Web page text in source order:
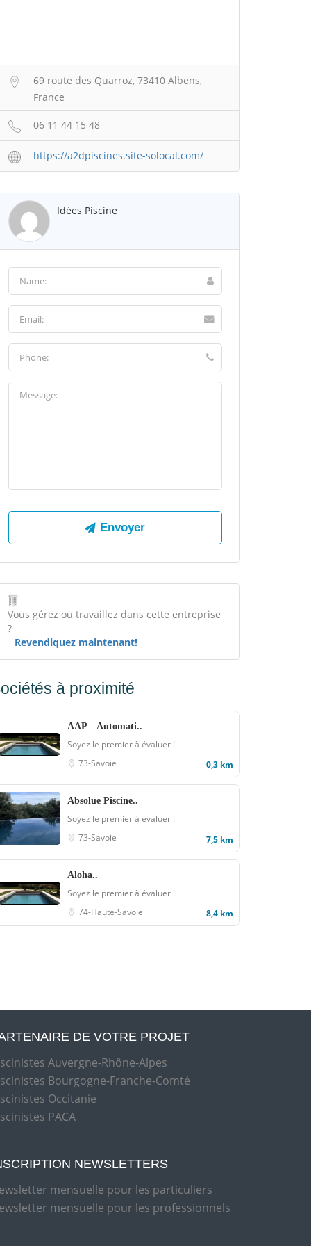
69 route des Quarroz, 73410 Albens,
France
06 11 44 15 48
https://a2dpiscines.site-solocal.com/
Idées Piscine
Vous gérez ou travaillez dans cette entreprise
?
Revendiquez maintenant!
à proximité
AAP – Automati..
Soyez le premier à évaluer !
73-Savoie
0,3 km
Absolue Piscine..
Soyez le premier à évaluer !
73-Savoie
7,5 km
Aloha..
Soyez le premier à évaluer !
74-Haute-Savoie
8,4 km
DE VOTRE PROJET
Auvergne-Rhône-Alpes
Bourgogne-Franche-Comté
Occitanie
PACA
NEWSLETTERS
mensuelle pour les particuliers
mensuelle pour les professionnels